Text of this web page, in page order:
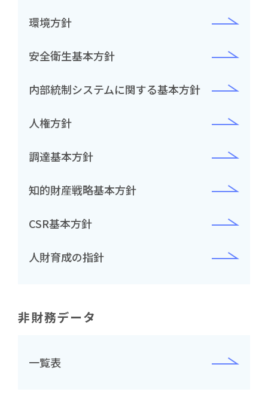
環境方針
安全衛生基本方針
内部統制システムに関する基本方針
人権方針
調達基本方針
知的財産戦略基本方針
CSR基本方針
人財育成の指針
非財務データ
一覧表